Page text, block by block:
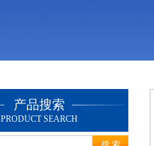
产品搜索
PRODUCT SEARCH